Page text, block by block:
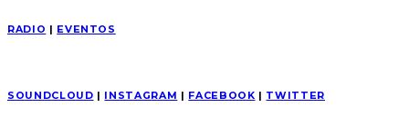
RADIO EVENTOS
SOUNDCLOUD INSTAGRAM FACEBOOK TWITTER